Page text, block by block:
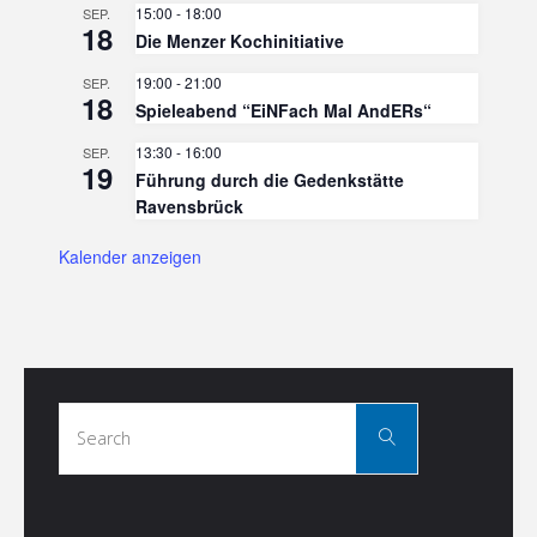
SEP.
18
15:00 - 18:00
Die Menzer Kochinitiative
SEP.
18
19:00 -21:00
Spieleabend “EiNFach Mal AndERs“
SEP.
19
13:30 - 16:00
Führung durch die Gedenkstätte
Ravensbrück
Kalender anzeigen
Search